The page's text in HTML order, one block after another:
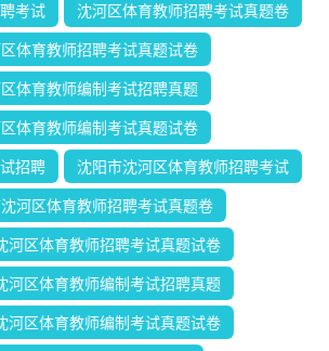
考试 沈河区体育教师招聘考试真题卷
体育教师招聘考试真题试卷
体育教师编制考试招聘真题
体育教师编制考试真题试卷
招聘 沈阳市沈河区体育教师招聘考试
河区体育教师招聘考试真题卷
河区体育教师招聘考试真题试卷
河区体育教师编制考试招聘真题
河区体育教师编制考试真题试卷